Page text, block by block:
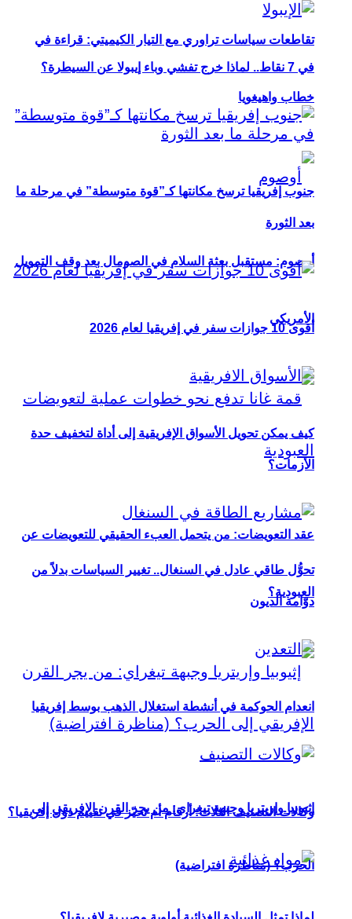
تقاطعات سياسات تراوري مع التيار الكيميتي: قراءة في
خطاب واهيغويا
أوصوم: مستقبل بعثة السلام في الصومال بعد وقف التمويل
الأمريكي
عقد التعويضات: من يتحمل العبء الحقيقي للتعويضات عن
العبودية؟
إثيوبيا وإريتريا وجبهة تيغراي: من يجر القرن الإفريقي إلى
الحرب؟ (مناظرة افتراضية)
في 7 نقاط.. لماذا خرج تفشي وباء إيبولا عن السيطرة؟
جنوب إفريقيا ترسخ مكانتها كـ”قوة متوسطة” في مرحلة ما
بعد الثورة
أقوى 10 جوازات سفر في إفريقيا لعام 2026
كيف يمكن تحويل الأسواق الإفريقية إلى أداة لتخفيف حدة
الأزمات؟
تحوُّل طاقي عادل في السنغال.. تغيير السياسات بدلاً من
دوّامة الديون
انعدام الحوكمة في أنشطة استغلال الذهب بوسط إفريقيا
وكالات التصنيف الثلاث: أرقام أم تحيّز في تقييم دول إفريقيا؟